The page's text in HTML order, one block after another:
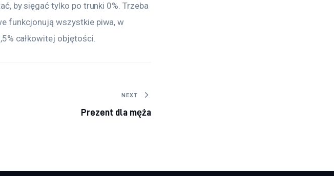
by sięgać tylko po trunki 0%. Trzeba
funkcjonują wszystkie piwa, w
całkowitej objętości.
NEXT
Prezent dla męża